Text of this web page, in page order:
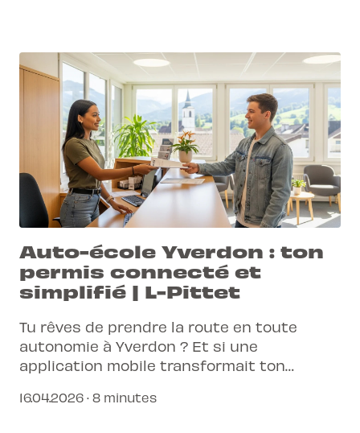
Auto-école Yverdon : ton
permis connecté et
simplifié | L-Pittet
Tu rêves de prendre la route en toute
autonomie à Yverdon ? Et si une
application mobile transformait ton
permettant de suivre ta progression en
16.04.2026 · 8 minutes